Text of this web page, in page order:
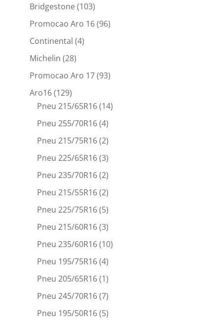
Bridgestone(103)
Promocao Aro 16(96)
Continental (4)
Michelin (28)
Promocao Aro 17(93)
Aro16(129)
Pneu 215/65R16(14)
Pneu 255/70R16(4)
Pneu 215/75R16(2)
Pneu 225/65R16(3)
Pneu 235/70R16(2)
Pneu 215/55R16(2)
Pneu 225/75R16(5)
Pneu 215/60R16(3)
Pneu 235/60R16(10)
Pneu 195/75R16(4)
Pneu 205/65R16(1)
Pneu 245/70R16(7)
Pneu 195/50R16(5)